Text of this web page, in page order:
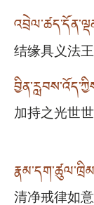
结缘具义法
加持之光世世
清净戒律如